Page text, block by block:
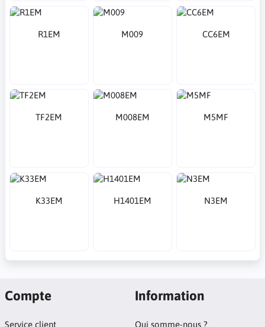
R1EM M009 CC6EM
TF2EM M008EM M5MF
K33EM H1401EM N3EM
Compte
Service client
Information
Qui somme-nous ?